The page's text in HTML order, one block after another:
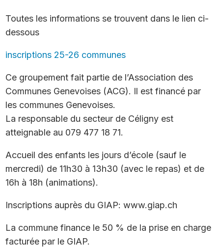
Toutes les informations se trouvent dans le lien ci-
dessous
inscriptions 25-26 communes
Ce groupement fait partie de l’Association des
Communes Genevoises (ACG). Il est financé par
les communes Genevoises.
La responsable du secteur de Céligny est
atteignable au 079 477 18 71.
Accueil des enfants les jours d’école (sauf le
mercredi) de 11h30 à 13h30 (avec le repas) et de
16h à 18h (animations).
Inscriptions auprès du GIAP: www.giap.ch
La commune finance le 50 % de la prise en charge
facturée par le GIAP.